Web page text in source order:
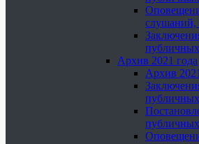
слушаний,
Архив 2021 года
Архив